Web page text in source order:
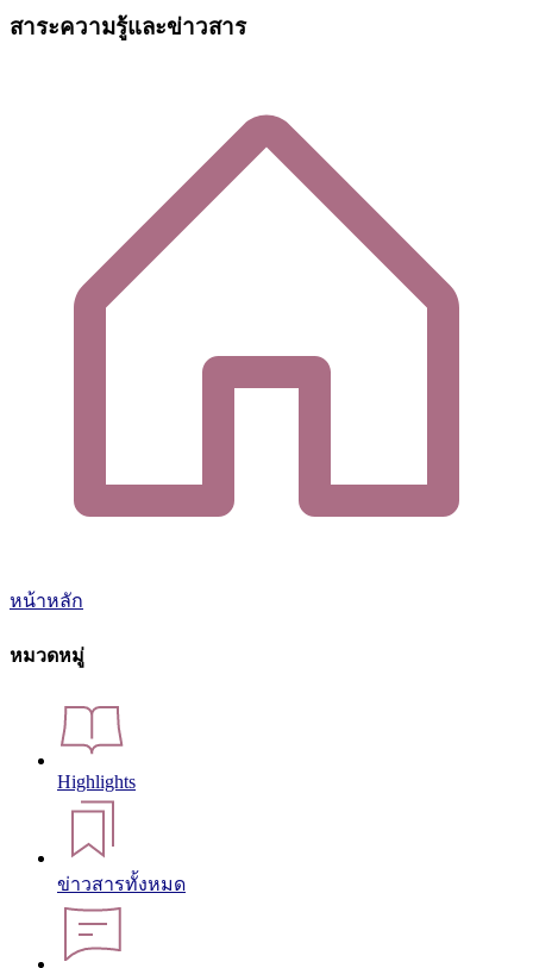
สาระความรู้และข่าวสาร
หน้าหลัก
หมวดหมู่
Highlights
ข่าวสารทั้งหมด